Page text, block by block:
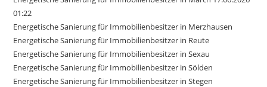
01:22
Energetische Sanierung für Immobilienbesitzer in Merzhausen
Energetische Sanierung für Immobilienbesitzer in Reute
Energetische Sanierung für Immobilienbesitzer in Sexau
Energetische Sanierung für Immobilienbesitzer in Sölden
Energetische Sanierung für Immobilienbesitzer in Stegen